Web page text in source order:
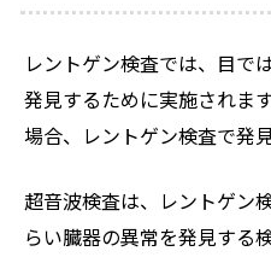
レントゲン検査では、目で
発見するために実施されま
場合、レントゲン検査で発
超音波検査は、レントゲン
らい臓器の異常を発見する